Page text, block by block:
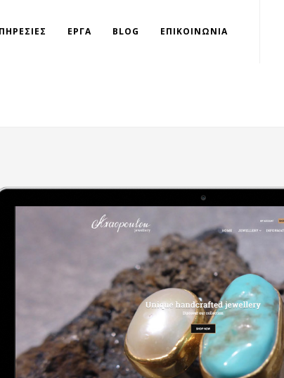
ΕΡΓΑ BLOG ΕΠΙΚΟΙΝΩΝΙΑ